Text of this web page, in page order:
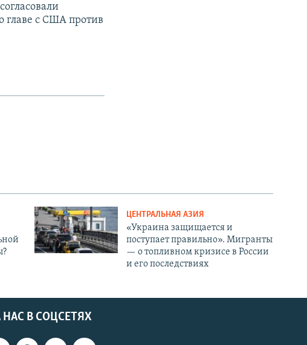
главе с США против
ЦЕНТРАЛЬНАЯ АЗИЯ
«Украина защищается и
поступает правильно». Мигранты
— о топливном кризисе в России
и его последствиях
В СОЦСЕТЯХ